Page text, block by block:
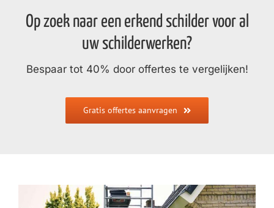
Op zoek naar een erkend schilder voor al
uw schilderwerken?
Bespaar tot 40% door offertes te vergelijken!
Gratis offertes aanvragen